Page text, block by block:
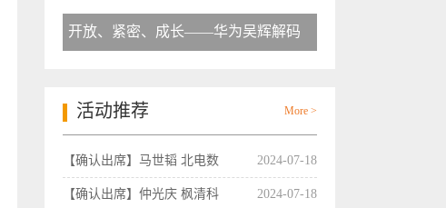
开放、紧密、成长——华为吴辉解码
活动推荐 More >
【确认出席】马世韬 北电数 2024-07-18
【确认出席】仲光庆 枫清科 2024-07-18